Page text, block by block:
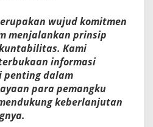
wujud komitmen
menjalankan prinsip
Kami
informasi
penting dalam
para pemangku
keberlanjutan